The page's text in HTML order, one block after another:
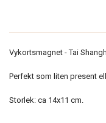
Vykortsmagnet - Tai
Perfekt som liten present
Storlek: ca 14x11 cm.